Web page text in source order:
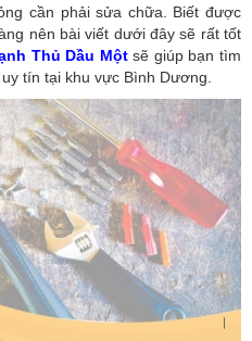
cần phải sửa chữa. Biết được
nên bài viết dưới đây sẽ rất tốt
Thủ Dầu Một sẽ giúp bạn tìm
tín tại khu vực Bình Dương.